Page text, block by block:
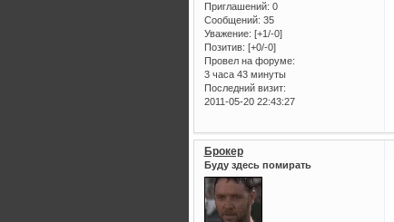
Приглашений: 0
Сообщений: 35
Уважение: [+1/-0]
Позитив: [+0/-0]
Провел на форуме:
3 часа 43 минуты
Последний визит:
2011-05-20 22:43:27
Брокер
Буду здесь помирать